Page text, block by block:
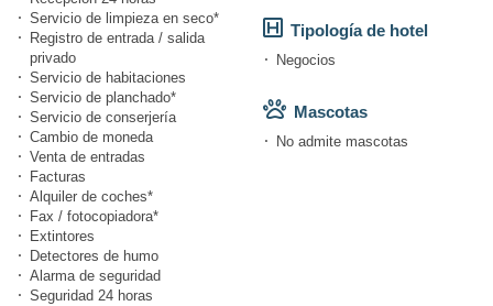
Servicio de limpieza en seco*
Registro de entrada / salida
privado
Servicio de habitaciones
Servicio de planchado*
Servicio de conserjería
Cambio de moneda
Venta de entradas
Facturas
Alquiler de coches*
Fax / fotocopiadora*
Extintores
Detectores de humo
Alarma de seguridad
Seguridad 24 horas
Tipología de hotel
Negocios
Mascotas
No admite mascotas